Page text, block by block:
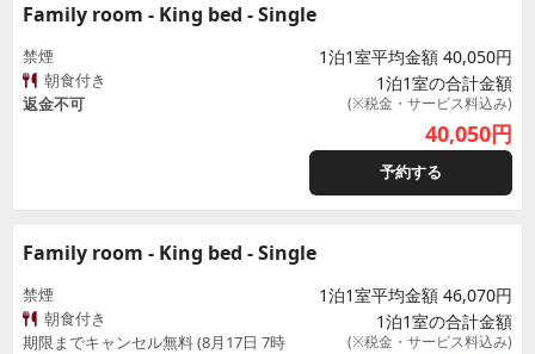
Family room - King bed - Single
禁煙
朝食付き
返金不可
1泊1室平均金額 40,050円
1泊1室の合計金額
(※税金・サービス料込み)
40,050円
予約する
Family room - King bed - Single
禁煙
朝食付き
期限までキャンセル無料 (8月17日 7時
1泊1室平均金額 46,070円
1泊1室の合計金額
(※税金・サービス料込み)